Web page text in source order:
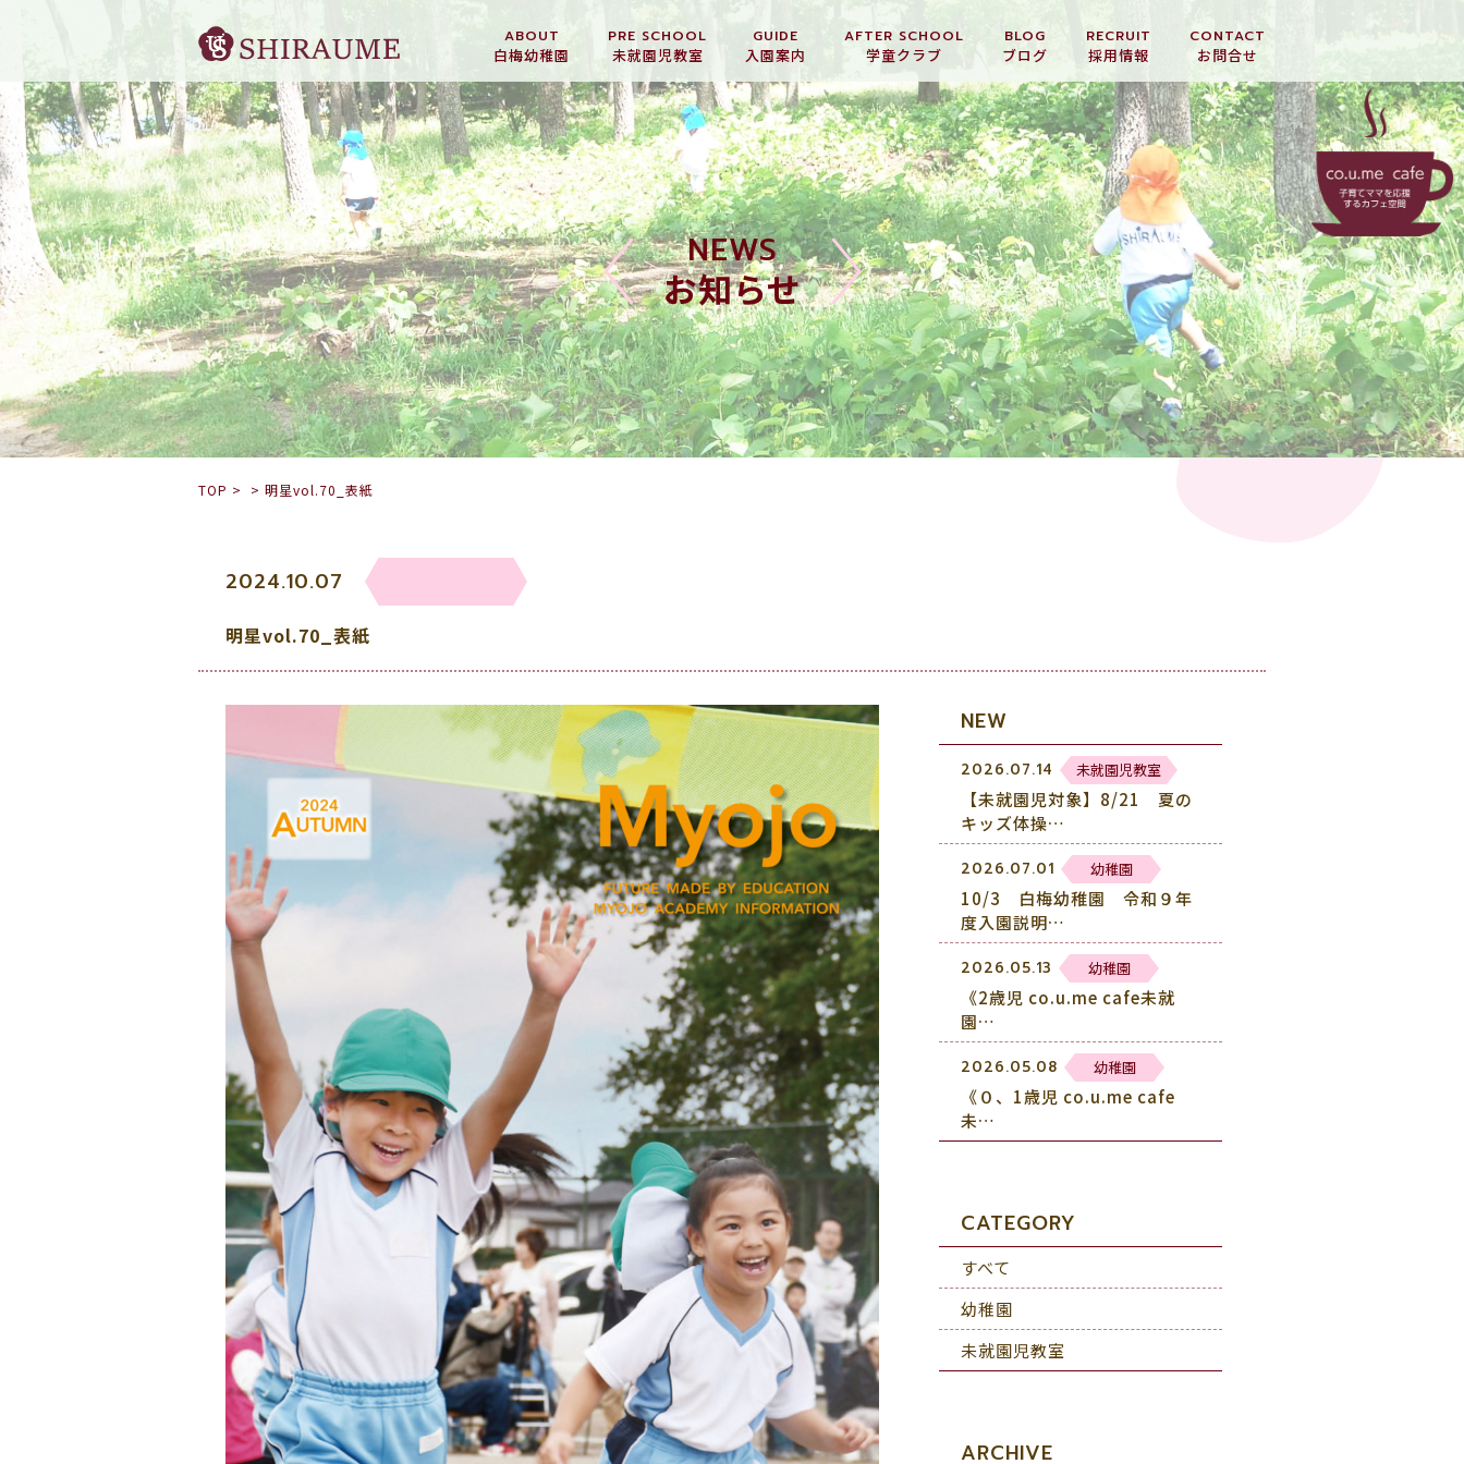
ABOUT
白梅幼稚園
PRE SCHOOL
未就園児教室
GUIDE
入園案内
AFTER SCHOOL
学童クラブ
BLOG
ブログ
RECRUIT
採用情報
CONTACT
お問合せ
NEWS
お知らせ
TOP > > 明星vol.70_表紙
2024.10.07
明星vol.70_表紙
NEW
2026.07.14 未就園児教室
【未就園児対象】8/21 夏の
キッズ体操…
2026.07.01 幼稚園
10/3 白梅幼稚園 令和９年
度入園説明…
2026.05.13 幼稚園
《2歳児 co.u.me cafe未就
園…
2026.05.08 幼稚園
《０、1歳児 co.u.me cafe
未…
CATEGORY
すべて
幼稚園
未就園児教室
ARCHIVE